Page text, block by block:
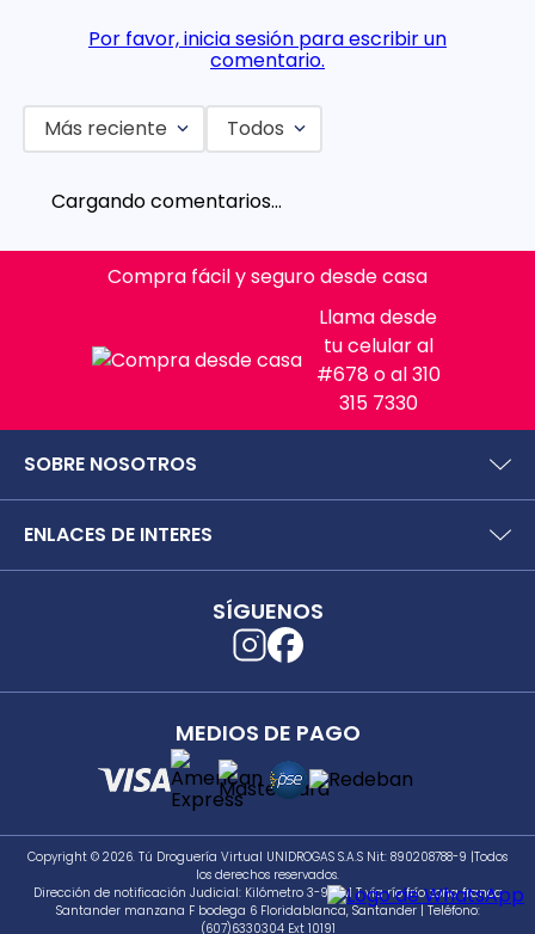
Por favor, inicia sesión para escribir un
comentario.
Más reciente Todos
Cargando comentarios…
Compra fácil y seguro desde casa
Llama desde
tu celular al
#678 o al 310
315 7330
SOBRE NOSOTROS
Preguntas frecuentes
Políticas y términos de uso
Términos y condiciones puntos saludables
Separata digital
ENLACES DE INTERES
Secretaría de Salud de Antioquia
Unidrogas S.A.S.
Cómo hacer un pedido en TDV
SÍGUENOS
MEDIOS DE PAGO
Copyright © 2026. Tú Droguería Virtual UNIDROGAS S.A.S Nit: 890208788-9 |Todos
los derechos reservados.
Dirección de notificación Judicial: Kilómetro 3-981 M T vía río frío zona franca
Santander manzana F bodega 6 Floridablanca, Santander | Teléfono:
(607)6330304 Ext 10191